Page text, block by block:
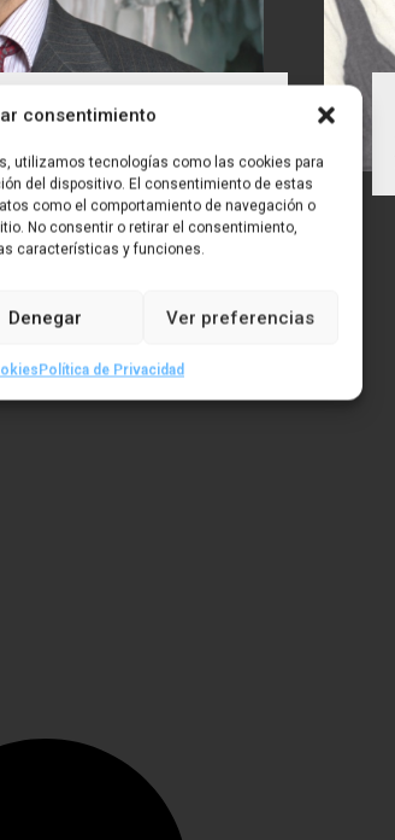
consentimiento
utilizamos tecnologías como las cookies para
del dispositivo. El consentimiento de estas
como el comportamiento de navegación o
No consentir o retirar el consentimiento,
características y funciones.
Denegar Ver preferencias
Política de Privacidad
SGE 2017